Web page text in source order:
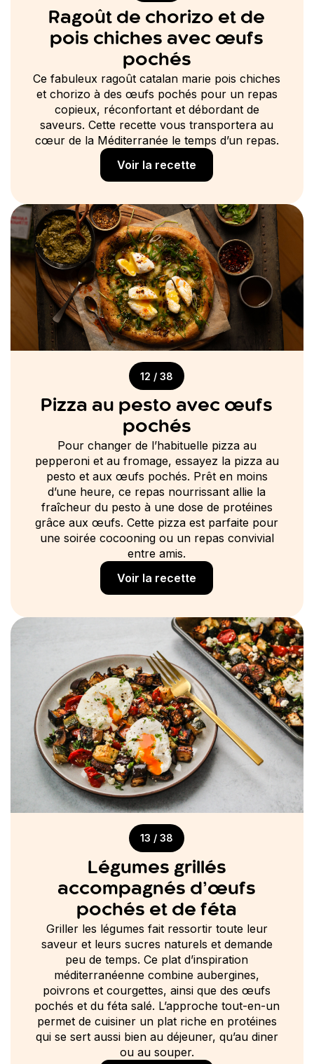
Ragoût de chorizo et de
pois chiches avec œufs
pochés
Ce fabuleux ragoût catalan marie pois chiches
et chorizo à des œufs pochés pour un repas
copieux, réconfortant et débordant de
saveurs. Cette recette vous transportera au
cœur de la Méditerranée le temps d’un repas.
Voir la recette
12 / 38
Pizza au pesto avec œufs
pochés
Pour changer de l’habituelle pizza au
pepperoni et au fromage, essayez la pizza au
pesto et aux œufs pochés. Prêt en moins
d’une heure, ce repas nourrissant allie la
fraîcheur du pesto à une dose de protéines
grâce aux œufs. Cette pizza est parfaite pour
une soirée cocooning ou un repas convivial
entre amis.
Voir la recette
13 / 38
Légumes grillés
accompagnés d’œufs
pochés et de féta
Griller les légumes fait ressortir toute leur
saveur et leurs sucres naturels et demande
peu de temps. Ce plat d’inspiration
méditerranéenne combine aubergines,
poivrons et courgettes, ainsi que des œufs
pochés et du féta salé. L’approche tout-en-un
permet de cuisiner un plat riche en protéines
qui se sert aussi bien au déjeuner, qu’au diner
ou au souper.